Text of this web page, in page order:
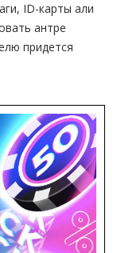
ID-карты али
антре
придется